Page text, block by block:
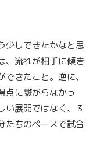
少しできたかなと思
、流れが相手に傾き
きたこと。逆に、
点に繋がらなかっ
い展開ではなく、３
たちのペースで試合